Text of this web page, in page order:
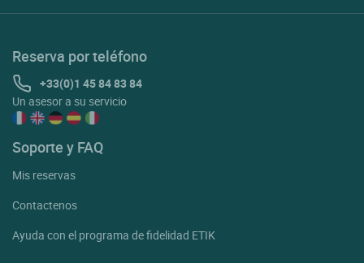
Reserva por teléfono
+33(0)1 45 84 83 84
Un asesor a su servicio
Soporte y FAQ
Mis reservas
Contactenos
Ayuda con el programa de fidelidad ETIK